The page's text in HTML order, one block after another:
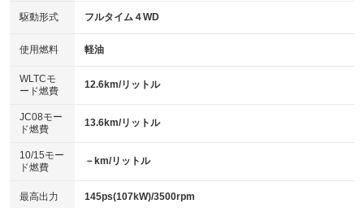
USB入力端子
：装備なし
100V電源
：装備あり
センターデフロック
：装備なし
電動格納ミラー
：装備あり
HID(キセノンライト)
バックカメラ
エアロ
：装備なし
ローダウン
：装備なし
ベンチシート
：装備なし
チップアップシート
：装備なし
駆動形式 フルタイム４WD
使用燃料 軽油
WLTCモ
ード燃費
12.6km/リットル
JC08モー
ド燃費
13.6km/リットル
10/15モー
ド燃費
－km/リットル
最高出力 145ps(107kW)/3500rpm